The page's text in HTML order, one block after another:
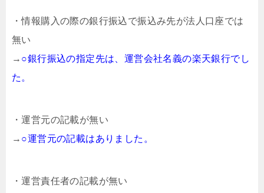
・情報購入の際の銀行振込で振込み先が法人口座では
無い
→ ○銀行振込の指定先は、運営会社名義の楽天銀行でし
た。
・運営元の記載が無い
→ ○運営元の記載はありました。
・運営責任者の記載が無い